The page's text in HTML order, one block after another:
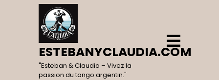
ESTEBANYCLAUDIA.COM
"Esteban & Claudia – Vivez la
passion du tango argentin."
Open
Menu